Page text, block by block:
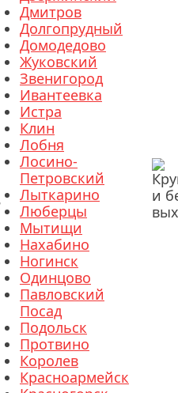
Дмитров
Долгопрудный
Домодедово
Жуковский
Звенигород
Ивантеевка
Истра
Клин
Лобня
Лосино-
Петровский
Лыткарино
Люберцы
Мытищи
Нахабино
Ногинск
Одинцово
Павловский
Посад
Подольск
Протвино
Королев
Красноармейск